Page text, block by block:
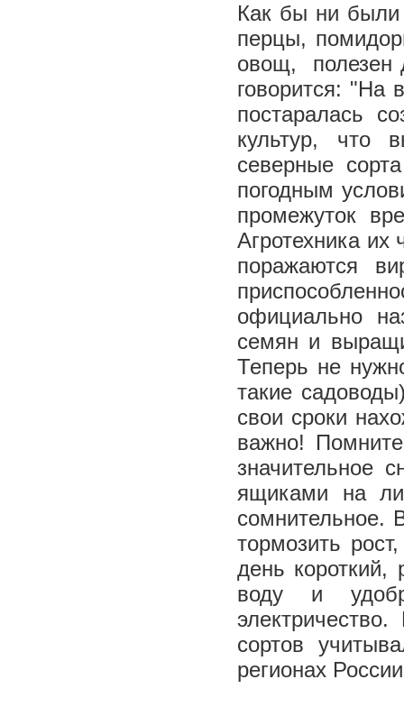
Как бы ни были
перцы,
овощ, полезен
говорится: "На
постаралась
культур, что
северные
погодным
промежуток
Агротехника их
поражаются
официально
семян и
Теперь не
такие
свои сроки
важно!
значительное
ящиками на
сомнительное.
тормозить
день короткий,
воду и
сортов
регионах